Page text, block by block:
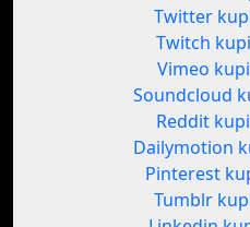
Twitter
Twitch
Vimeo
Soundcloud
Reddit
Dailymotion
Pinterest
Tumblr